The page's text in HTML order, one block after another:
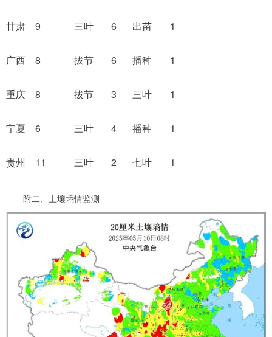
甘肃 9 三叶 6 出苗 1
广西 8 拔节 6 播种 1
重庆 8 拔节 3 三叶 1
宁夏 6 三叶 4 播种 1
贵州 11 三叶 2 七叶 1
附二、土壤墒情监测